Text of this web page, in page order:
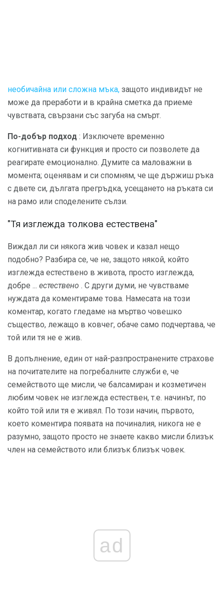
необичайна или сложна мъка, защото индивидът не
може да преработи и в крайна сметка да приеме
чувствата, свързани със загуба на смърт.
По-добър подход : Изключете временно
когнитивната си функция и просто си позволете да
реагирате емоционално. Думите са маловажни в
момента; оценявам и си спомням, че ще държиш ръка
с двете си, дългата прегръдка, усещането на ръката си
на рамо или споделените сълзи.
"Тя изглежда толкова естествена"
Виждал ли си някога жив човек и казал нещо
подобно? Разбира се, че не, защото някой, който
изглежда естествено в живота, просто изглежда,
добре ... естествено . С други думи, не чувстваме
нуждата да коментираме това. Намесата на този
коментар, когато гледаме на мъртво човешко
същество, лежащо в ковчег, обаче само подчертава, че
той или тя не е жив.
В допълнение, един от най-разпространените страхове
на почитателите на погребалните служби е, че
семейството ще мисли, че балсамиран и козметичен
любим човек не изглежда естествен, т.е. начинът, по
който той или тя е живял. По този начин, първото,
което коментира появата на починалия, никога не е
разумно, защото просто не знаете какво мисли близък
член на семейството или близък близък човек.
ad